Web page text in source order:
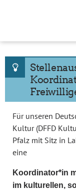
Für unseren
Kultur (DFFD
Pfalz mit Sitz in
eine
Koordinator*in
im kulturellen,